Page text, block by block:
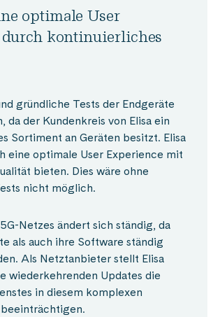
optimale User
kontinuierliches
gründliche Tests der Endgeräte
da der Kundenkreis von Elisa ein
Sortiment an Geräten besitzt. Elisa
eine optimale User Experience mit
bieten. Dies wäre ohne
nicht möglich.
Netzes ändert sich ständig, da
als auch ihre Software ständig
Als Netztanbieter stellt Elisa
wiederkehrenden Updates die
in diesem komplexen